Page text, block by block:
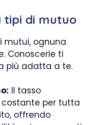
tipi di mutuo
mutui, ognuna
Conoscerle ti
più adatta a te.
Il tasso
costante per tutta
offrendo